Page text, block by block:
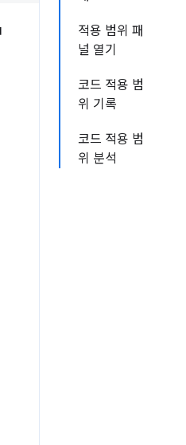
적용 범위 패
널 열기
코드 적용 범
위 기록
코드 적용 범
위 분석